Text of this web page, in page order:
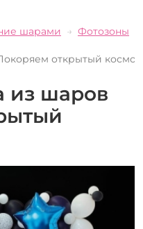
шарами
Фотозоны
открытый
из шаров